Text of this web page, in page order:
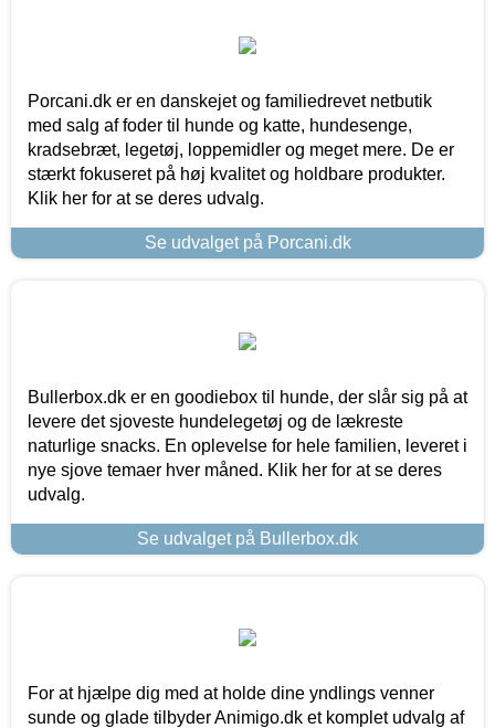
Porcani.dk er en danskejet og familiedrevet netbutik
med salg af foder til hunde og katte, hundesenge,
kradsebræt, legetøj, loppemidler og meget mere. De er
stærkt fokuseret på høj kvalitet og holdbare produkter.
Klik her for at se deres udvalg.
Se udvalget på Porcani.dk
Bullerbox.dk er en goodiebox til hunde, der slår sig på at
levere det sjoveste hundelegetøj og de lækreste
naturlige snacks. En oplevelse for hele familien, leveret i
nye sjove temaer hver måned. Klik her for at se deres
udvalg.
Se udvalget på Bullerbox.dk
For at hjælpe dig med at holde dine yndlings venner
sunde og glade tilbyder Animigo.dk et komplet udvalg af